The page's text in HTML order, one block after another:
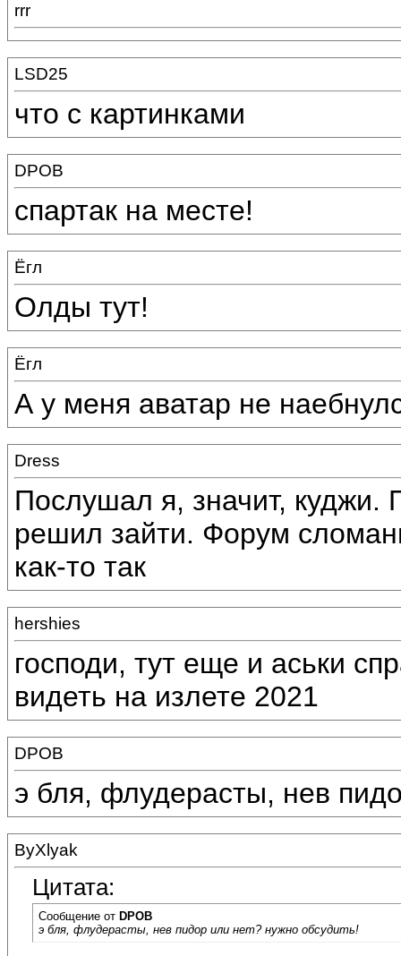
rrr
LSD25
что с картинками
DPOB
спартак на месте!
Ёгл
Олды тут!
Ёгл
А у меня аватар не
Dress
Послушал я, значит,
решил зайти. Форум
как-то так
hershies
господи, тут еще и аськи
видеть на излете 2021
DPOB
э бля, флудерасты, нев
ByXlyak
Цитата:
Сообщение от DPOB
э бля, флудерасты, нев пидор или нет? нужно обсудить!